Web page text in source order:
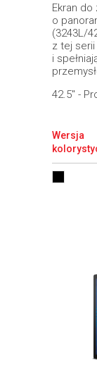
Ekran
o
(3243L/
z tej
i
42.5" -
Wersja